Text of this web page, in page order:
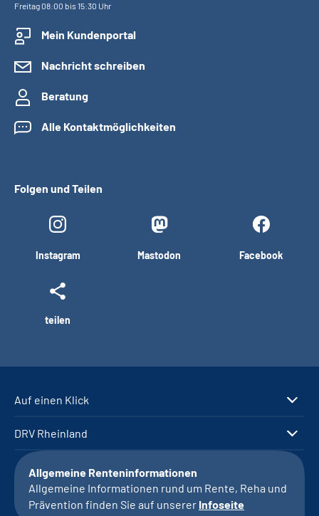
Freitag 08:00 bis 15:30 Uhr
Mein Kundenportal
Nachricht schreiben
Beratung
Alle Kontaktmöglichkeiten
Folgen und Teilen
Instagram Mastodon Facebook
teilen
Auf einen Klick
DRV Rheinland
Allgemeine Renteninformationen
Allgemeine Informationen rund um Rente, Reha und
Prävention finden Sie auf unserer Infoseite